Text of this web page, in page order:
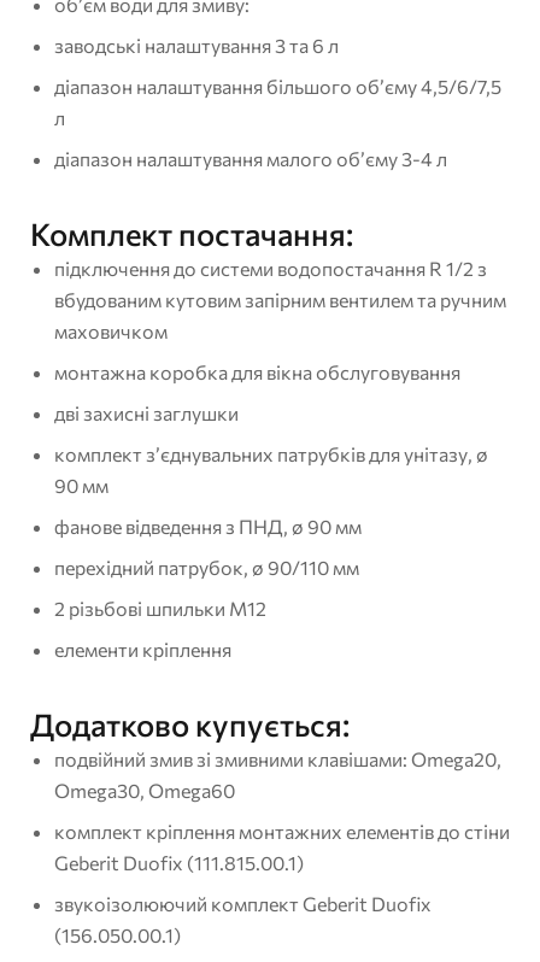
заводські налаштування 3 та 6 л
діапазон налаштування більшого об’єму 4,5/6/7,5
л
діапазон налаштування малого об’єму 3-4 л
Комплект постачання:
підключення до системи водопостачання R 1/2 з
вбудованим кутовим запірним вентилем та ручним
маховичком
монтажна коробка для вікна обслуговування
дві захисні заглушки
комплект з’єднувальних патрубків для унітазу, ø
90 мм
фанове відведення з ПНД, ø 90 мм
перехідний патрубок, ø 90/110 мм
2 різьбові шпильки M12
елементи кріплення
Додатково купується:
подвійний змив зі змивними клавішами: Omega20,
Omega30, Omega60
комплект кріплення монтажних елементів до стіни
Geberit Duofix (111.815.00.1)
звукоізолюючий комплект Geberit Duofix
(156.050.00.1)